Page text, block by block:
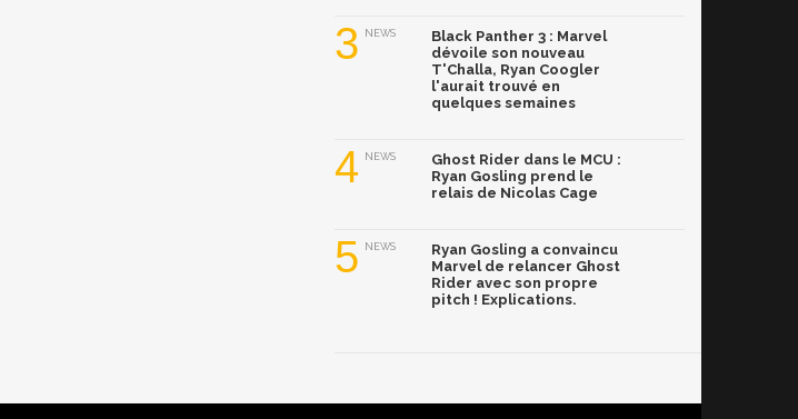
3 NEWS
Black Panther 3 : Marvel
dévoile son nouveau
T'Challa, Ryan Coogler
l'aurait trouvé en
quelques semaines
4 NEWS
Ghost Rider dans le MCU :
Ryan Gosling prend le
relais de Nicolas Cage
5 NEWS
Ryan Gosling a convaincu
Marvel de relancer Ghost
Rider avec son propre
pitch ! Explications.